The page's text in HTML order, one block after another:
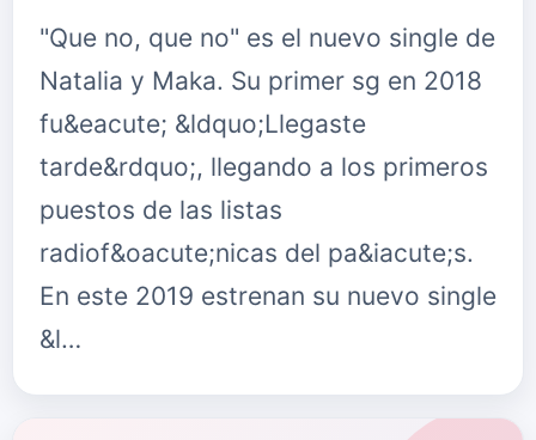
"Que no, que no" es el nuevo single de
Natalia y Maka. Su primer sg en 2018
fu&eacute; &ldquo;Llegaste
tarde&rdquo;, llegando a los primeros
puestos de las listas
radiof&oacute;nicas del pa&iacute;s.
En este 2019 estrenan su nuevo single
&l…